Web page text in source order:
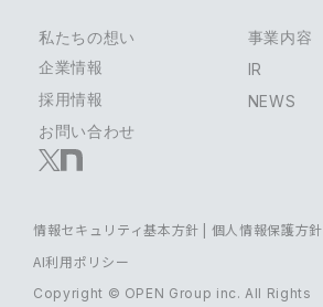
私たちの想い
事業内容
企業情報
IR
採用情報
NEWS
お問い合わせ
Copyright © OPEN Group inc. All Rights
情報セキュリティ基本方針 | 個人情報保護方針
AI利用ポリシー